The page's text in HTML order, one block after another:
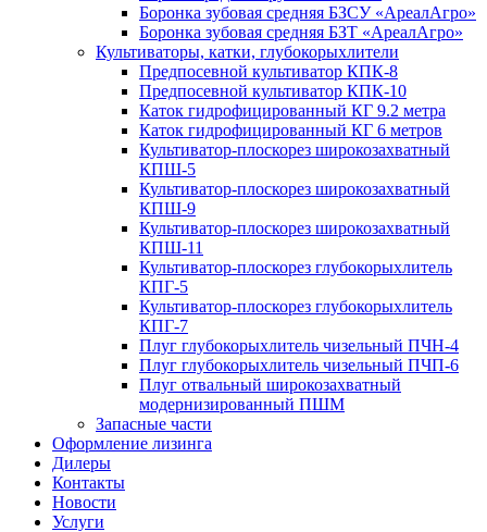
Боронка зубовая средняя БЗСУ «АреалАгро»
Боронка зубовая средняя БЗТ «АреалАгро»
Культиваторы, катки, глубокорыхлители
Предпосевной культиватор КПК-8
Предпосевной культиватор КПК-10
Каток гидрофицированный КГ 9.2 метра
Каток гидрофицированный КГ 6 метров
Культиватор-плоскорез широкозахватный
КПШ-5
Культиватор-плоскорез широкозахватный
КПШ-9
Культиватор-плоскорез широкозахватный
КПШ-11
Культиватор-плоскорез глубокорыхлитель
КПГ-5
Культиватор-плоскорез глубокорыхлитель
КПГ-7
Плуг глубокорыхлитель чизельный ПЧН-4
Плуг глубокорыхлитель чизельный ПЧП-6
Плуг отвальный широкозахватный
модернизированный ПШМ
Запасные части
Оформление лизинга
Дилеры
Контакты
Новости
Услуги